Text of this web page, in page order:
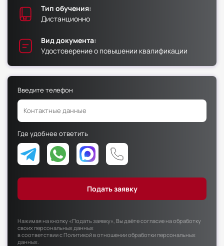
Факультет физической культуры и спорта
Юридический факультет
Факультет менеджмента и экономики
Факультет педагогики
Факультет психологии
Тип обучения:
Дистанционно
Вид документа:
Удостоверение о повышении квалификации
Введите телефон
Где удобнее ответить
Нажимая на кнопку «Подать заявку», Вы даёте согласие на обработку
своих персональных данных
в соответствии сПолитикой в отношении обработки персональных
данных.